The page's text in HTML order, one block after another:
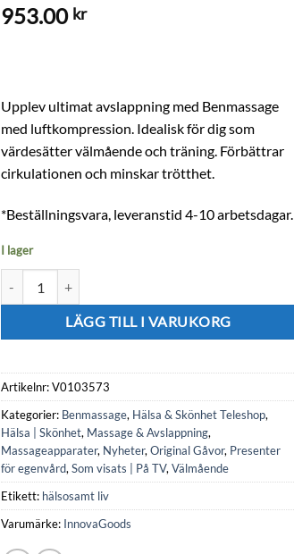
953.00 kr
Upplev ultimat avslappning med Benmassage
med luftkompression. Idealisk för dig som
värdesätter välmående och träning. Förbättrar
cirkulationen och minskar trötthet.
*Beställningsvara, leveranstid 4-10 arbetsdagar.
I lager
LÄGG TILL I VARUKORG
Artikelnr:V0103573
Kategorier: Benmassage, Hälsa & Skönhet Teleshop,
Hälsa | Skönhet, Massage & Avslappning,
Massageapparater, Nyheter, Original Gåvor, Presenter
för egenvård, Som visats | På TV, Välmående
Etikett: hälsosamt liv
Varumärke: InnovaGoods